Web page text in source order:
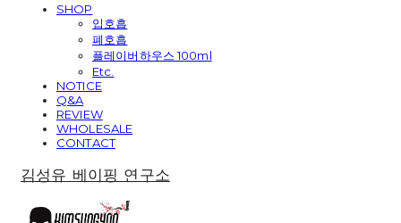
SHOP
입호흡
폐호흡
플레이버하우스 100ml
Etc.
NOTICE
Q&A
REVIEW
WHOLESALE
CONTACT
김성유 베이핑 연구소